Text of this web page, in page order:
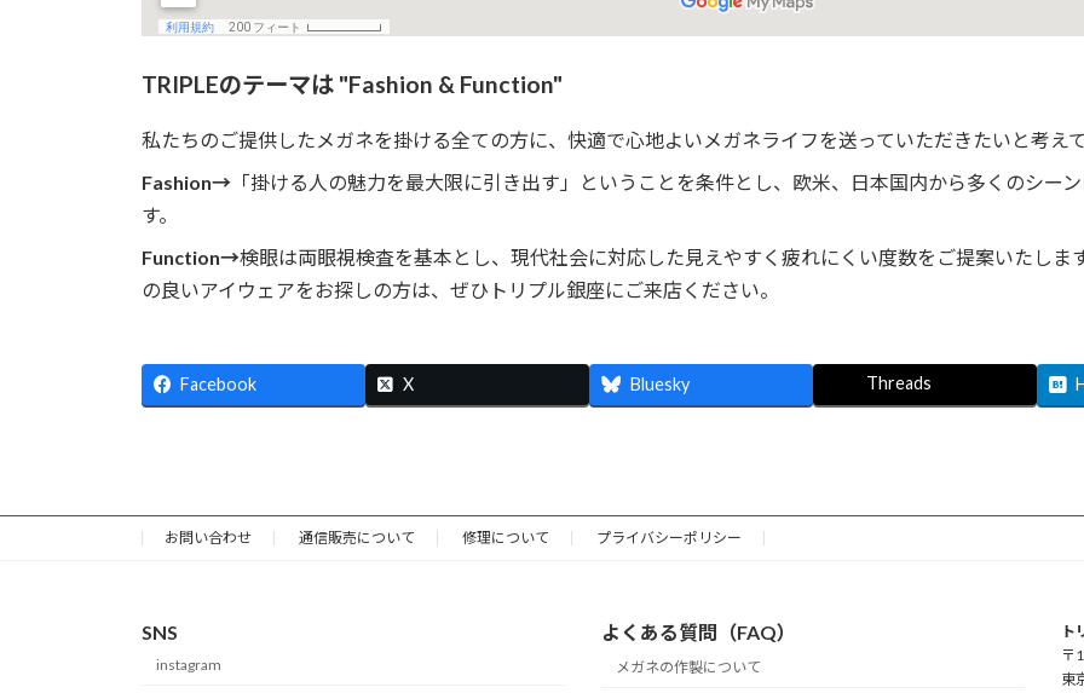
TRIPLEのテーマは "Fashion & Function"
私たちのご提供したメガネを掛ける全ての方に、快適で心地よいメガネライフを送っていただきたいと考えて
Fashion→ 「掛ける人の魅力を最大限に引き出す」ということを条件とし、欧米、日本国内から多くのシー
す。
Function→検眼は両眼視検査を基本とし、現代社会に対応した見えやすく疲れにくい度数をご提案いたしま
の良いアイウェアをお探しの方は、ぜひトリプル銀座にご来店ください。
Facebook X Bluesky Threads
お問い合わせ 通信販売について 修理について プライバシーポリシー
SNS
instagram
よくある質問（FAQ）
メガネの作製について
ト
〒
東